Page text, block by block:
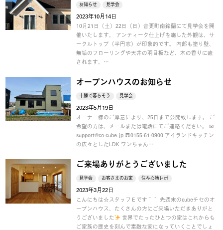
お知らせ 見学会
2023年10月14日
10月21日（土）22日（日）音更町南鈴蘭にて見学会を開
催いたします。 アンティーク仕上げを施した外観は、サ
ークルトップ（半円窓）が印象的です。 内部も塗り壁、
無垢のフローリングや天井の羽目板など、木の香りに癒
されます。…
オープンハウスのお知らせ
十勝で暮らそう 見学会
2023年5月19日
オーナー様のご厚意により、25日まで公開致します。 ご
希望の方は、メールまたは電話にてご連絡ください。 ✉
support@co-cube.jp ☎0155-61-0900 アイランドキッチン
の広々としたLDK ワンちゃん…
ご来場ありがとうございました
見学会 お客さまのお家 住み心地レポ
2023年3月22日
こんにちは☆スタッフＥです＾＾ 先週末のcubeチセのオ
ープンハウス、たくさんの方にご来場いただきありがと
うございました
世界でたったひとつの家はこれからも
ご家族の歴史を刻んで素敵な家になっていくことでしょ